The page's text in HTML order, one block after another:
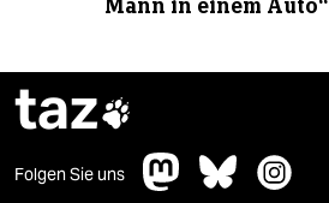
Mann in einem Auto“
taz
Folgen Sie uns